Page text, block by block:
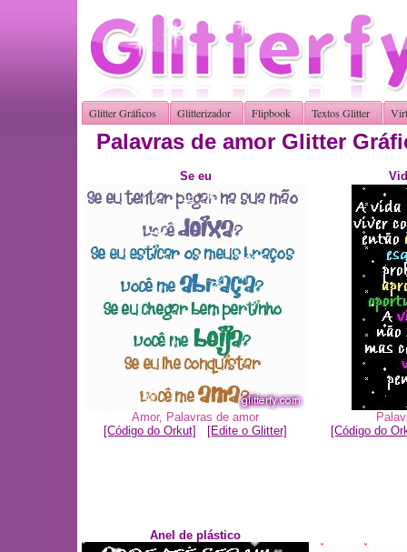
Glitter Gráficos Glitterizador Flipbook Textos Glitter
Palavras de amor Glitter
Se eu
Amor, Palavras de amor
[Código do Orkut]
[Edite o Glitter]
[Código do
Anel de plástico